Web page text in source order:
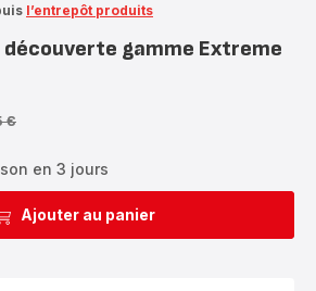
l’entrepôt produits
découverte gamme Extreme
€
en 3 jours
Ajouter au panier